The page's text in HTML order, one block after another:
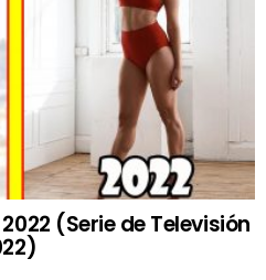
(Serie de Televisión